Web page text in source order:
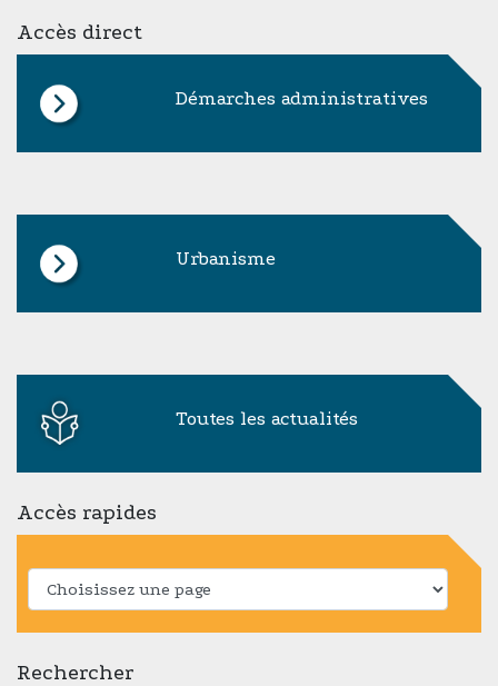
Accès direct
Démarches administratives
Urbanisme
Toutes les actualités
Accès rapides
Rechercher